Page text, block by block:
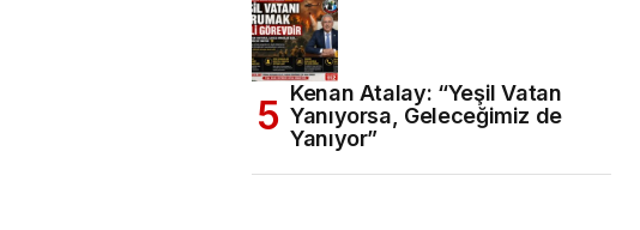
Kenan Atalay: “Yeşil Vatan
Yanıyorsa, Geleceğimiz de
Yanıyor”